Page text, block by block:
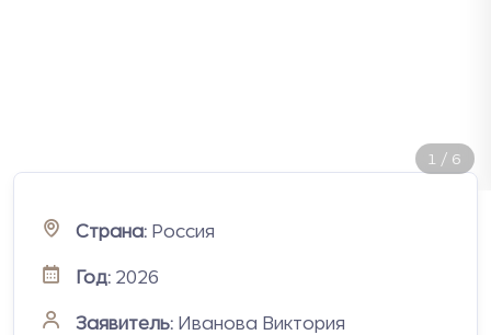
2 / 6
Страна: Россия
Год: 2026
Заявитель: Иванова Виктория